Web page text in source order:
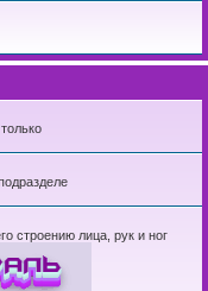
строению лица, рук и ног